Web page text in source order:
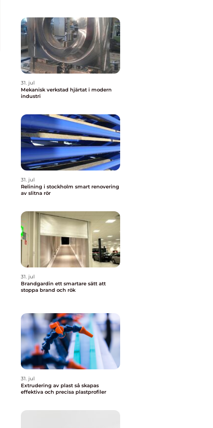
31. jul
Mekanisk verkstad hjärtat i modern
industri
31. jul
Relining i stockholm smart renovering
av slitna rör
31. jul
Brandgardin ett smartare sätt att
stoppa brand och rök
31. jul
Extrudering av plast så skapas
effektiva och precisa plastprofiler